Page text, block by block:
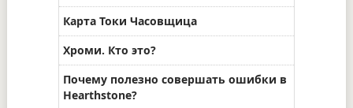
Карта Токи Часовщица
Хроми. Кто это?
Почему полезно совершать ошибки в
Hearthstone?